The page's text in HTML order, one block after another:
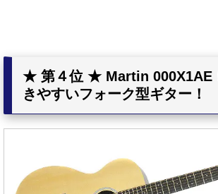
★ 第４位 ★ Martin 000X1AE
きやすいフォーク型ギター！